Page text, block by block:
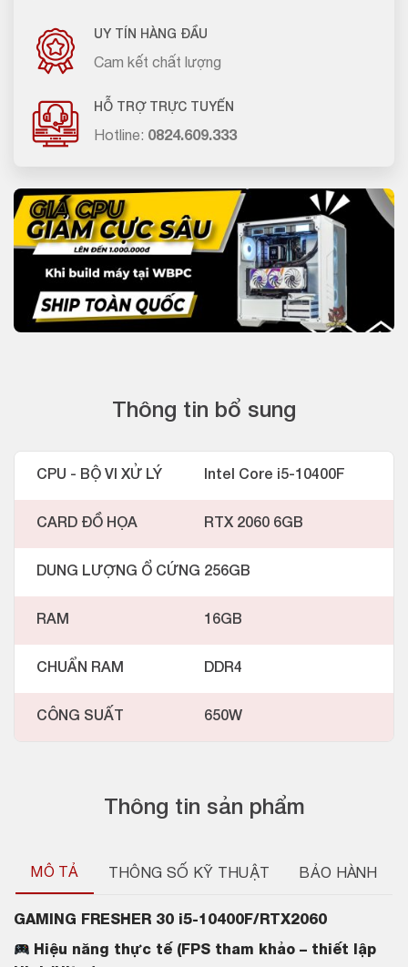
UY TÍN HÀNG ĐẦU
Cam kết chất lượng
HỖ TRỢ TRỰC TUYẾN
Hotline: 0824.609.333
Thông tin sản phẩm
MÔ TẢ THÔNG SỐ KỸ THUẬT BẢO HÀNH
GAMING FRESHER 30 i5-10400F/RTX2060
Hiệu năng thực tế (FPS tham khảo – thiết lập
Thông tin bổ sung
CPU - BỘ VI XỬ LÝ Intel Core i5-10400F
CARD ĐỒ HỌA RTX 2060 6GB
DUNG LƯỢNG Ổ CỨNG 256GB
RAM 16GB
CHUẨN RAM DDR4
CÔNG SUẤT 650W